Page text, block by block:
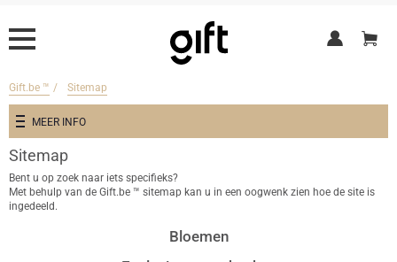
Bloemen
Dranken
Champagnegeschenken
Chocolade
Gift.be ™ Sitemap
MEER INFO
Klantenservice
Verzendinstructies
Zakelijk
Jouw merk op Gift.be
Sitemap
Bent u op zoek naar iets specifieks?
Met behulp van de Gift.be ™ sitemap kan u in een oogwenk zien hoe de site is
ingedeeld.
Bloemen